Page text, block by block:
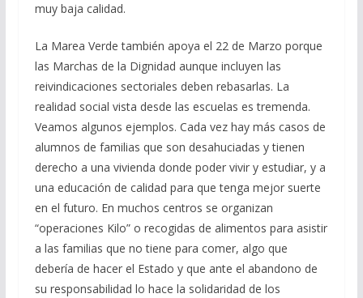
muy baja calidad.
La Marea Verde también apoya el 22 de Marzo porque
las Marchas de la Dignidad aunque incluyen las
reivindicaciones sectoriales deben rebasarlas. La
realidad social vista desde las escuelas es tremenda.
Veamos algunos ejemplos. Cada vez hay más casos de
alumnos de familias que son desahuciadas y tienen
derecho a una vivienda donde poder vivir y estudiar, y a
una educación de calidad para que tenga mejor suerte
en el futuro. En muchos centros se organizan
“operaciones Kilo” o recogidas de alimentos para asistir
a las familias que no tiene para comer, algo que
debería de hacer el Estado y que ante el abandono de
su responsabilidad lo hace la solidaridad de los